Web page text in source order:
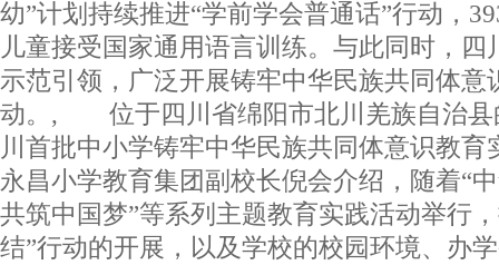
幼”计划持续推进“学前学会普通话”行动，
儿童接受国家通用语言训练。与此同时，四
示范引领，广泛开展铸牢中华民族共同体意
动。, 位于四川省绵阳市北川羌族自治县
川首批中小学铸牢中华民族共同体意识教育
永昌小学教育集团副校长倪会介绍，随着“
共筑中国梦”等系列主题教育实践活动举行
结”行动的开展，以及学校的校园环境、办